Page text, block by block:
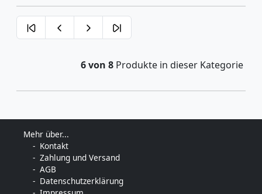
6 von 8 Produkte in dieser Kategorie
Mehr über...
Kontakt
Zahlung und Versand
AGB
Datenschutzerklärung